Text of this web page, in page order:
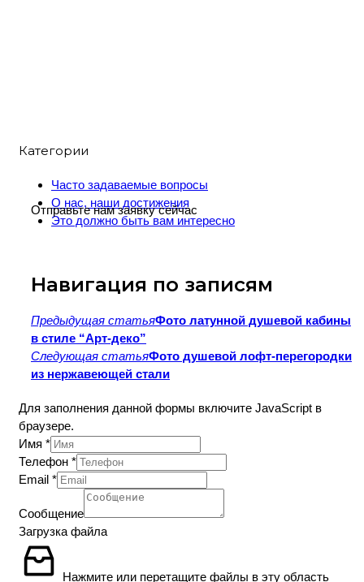
Категории
Часто задаваемые вопросы
О нас, наши достижения
Это должно быть вам интересно
Навигация по записям
Предыдущая статьяФото латунной душевой кабины
в стиле “Арт-деко”
Следующая статьяФото душевой лофт-перегородки
из нержавеющей стали
Отправьте нам заявку сейчас
Для заполнения данной формы включите JavaScript в
браузере.
Имя *
Телефон *
Email *
Имя
Загрузка
Сообщение
Загрузка файла
Нажмите или перетащите файлы в эту область